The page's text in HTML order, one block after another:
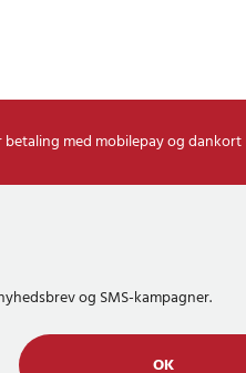
betaling med mobilepay og dankort
og SMS-kampagner.
OK